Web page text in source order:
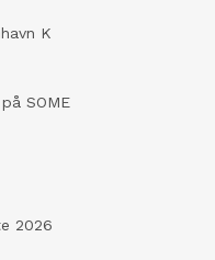
K
SOME
2026